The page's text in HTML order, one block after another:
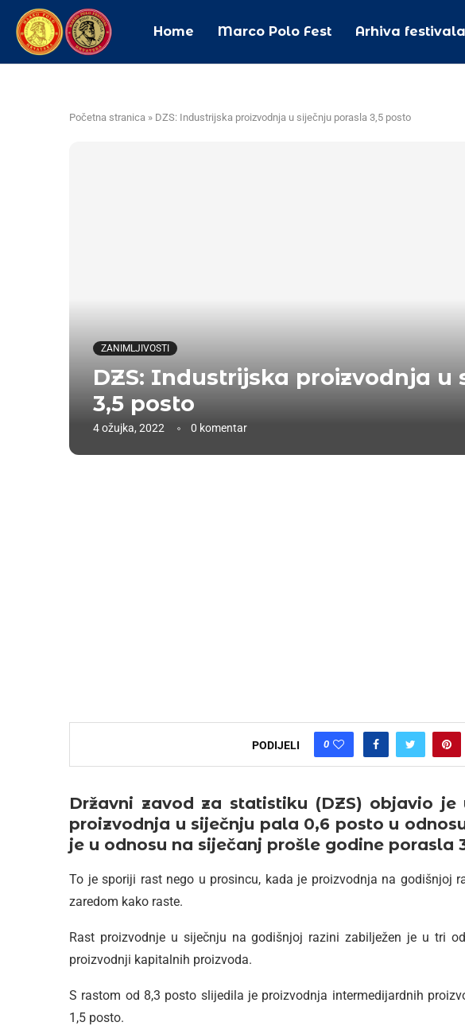
Home Marco Polo Fest Arhiva festivala
Početna stranica » DZS: Industrijska proizvodnja u siječnju porasla 3,5 posto
ZANIMLJIVOSTI
DZS: Industrijska proizvodnja u
3,5 posto
4 ožujka, 2022 0 komentar
PODIJELI 0
Državni zavod za statistiku (DZS) objavio
proizvodnja u siječnju pala 0,6 posto u
je u odnosu na siječanj prošle godine porasla
To je sporiji rast nego u prosincu, kada je proizvodnja na godišnjoj
zaredom kako raste.
Rast proizvodnje u siječnju na godišnjoj razini zabilježen je u tri
proizvodnji kapitalnih proizvoda.
S rastom od 8,3 posto slijedila je proizvodnja intermedijardnih
1,5 posto.